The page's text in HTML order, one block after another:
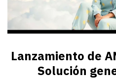
Lanzamiento de
Solución